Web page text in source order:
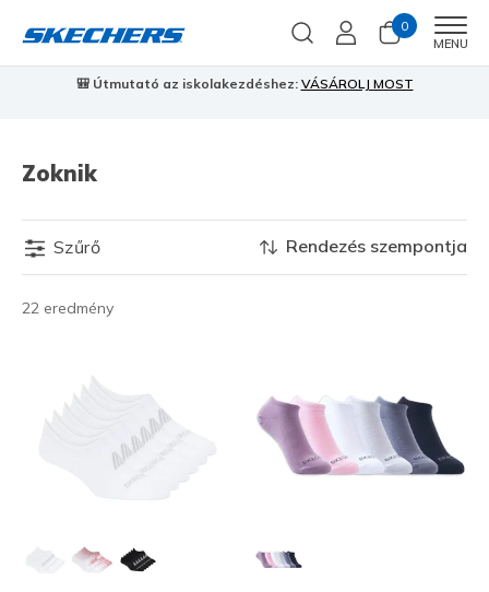
0
MENU
🎒 Útmutató az iskolakezdéshez: VÁSÁROLJ MOST
Zoknik
Szűrő
22 eredmény
Rendezés szempontja